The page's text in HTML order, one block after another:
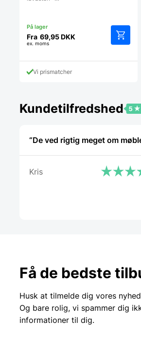
Fra 69,95DKK
ex. moms
kan
vælges
Vi prismatcher
Kundetilfredshed
“De ved rigtig meget om
Kris
Få de bedste
Husk at tilmelde dig vores
Og bare rolig, vi spammer dig
informationer til dig.